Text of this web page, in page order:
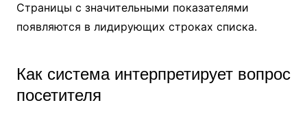
Страницы с значительными показателями
появляются в лидирующих строках списка.
Как система интерпретирует вопрос
посетителя